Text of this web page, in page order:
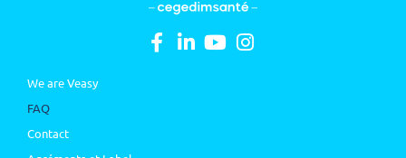
We are Veasy
FAQ
Contact